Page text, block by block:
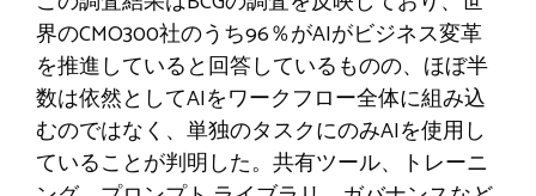
界のCMO300社のうち96％がAIがビジネス変革
を推進していると回答しているものの、ほぼ半
数は依然としてAIをワークフロー全体に組み込
むのではなく、単独のタスクにのみAIを使用し
ていることが判明した。共有ツール、トレーニ